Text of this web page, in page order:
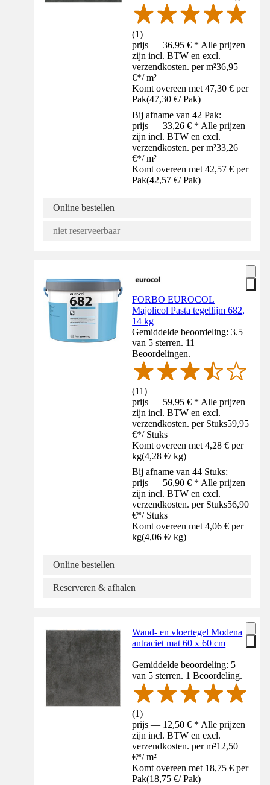
(1)
prijs — 36,95 € * Alle prijzen
zijn incl. BTW en excl.
verzendkosten. per m²36,95
€*/ m²
Komt overeen met 47,30 € per
Pak(47,30 €/ Pak)
Bij afname van 42 Pak:
prijs — 33,26 € * Alle prijzen
zijn incl. BTW en excl.
verzendkosten. per m²33,26
€*/ m²
Komt overeen met 42,57 € per
Pak(42,57 €/ Pak)
Online bestellen
niet reserveerbaar
FORBO EUROCOL
Majolicol Pasta tegellijm 682,
14 kg
Gemiddelde beoordeling: 3.5
van 5 sterren. 11
Beoordelingen.
(11)
prijs — 59,95 € * Alle prijzen
zijn incl. BTW en excl.
verzendkosten. per Stuks59,95
€*/ Stuks
Komt overeen met 4,28 € per
kg(4,28 €/ kg)
Bij afname van 44 Stuks:
prijs — 56,90 € * Alle prijzen
zijn incl. BTW en excl.
verzendkosten. per Stuks56,90
€*/ Stuks
Komt overeen met 4,06 € per
kg(4,06 €/ kg)
Online bestellen
Reserveren & afhalen
Wand- en vloertegel Modena
antraciet mat 60 x 60 cm
Gemiddelde beoordeling: 5
van 5 sterren. 1 Beoordeling.
(1)
prijs — 12,50 € * Alle prijzen
zijn incl. BTW en excl.
verzendkosten. per m²12,50
€*/ m²
Komt overeen met 18,75 € per
Pak(18,75 €/ Pak)